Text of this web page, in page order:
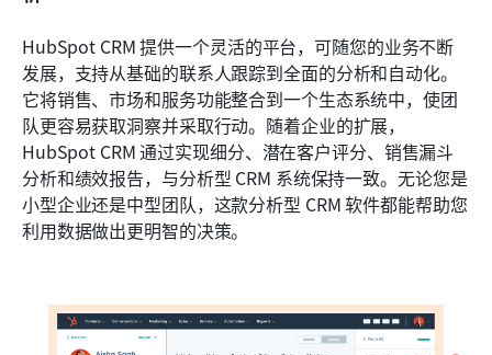
HubSpot CRM 提供一个灵活的平台，可随您的业务不断
发展，支持从基础的联系人跟踪到全面的分析和自动化。
它将销售、市场和服务功能整合到一个生态系统中，使团
队更容易获取洞察并采取行动。随着企业的扩展，
HubSpot CRM 通过实现细分、潜在客户评分、销售漏斗
分析和绩效报告，与分析型 CRM 系统保持一致。无论您是
小型企业还是中型团队，这款分析型 CRM 软件都能帮助您
利用数据做出更明智的决策。